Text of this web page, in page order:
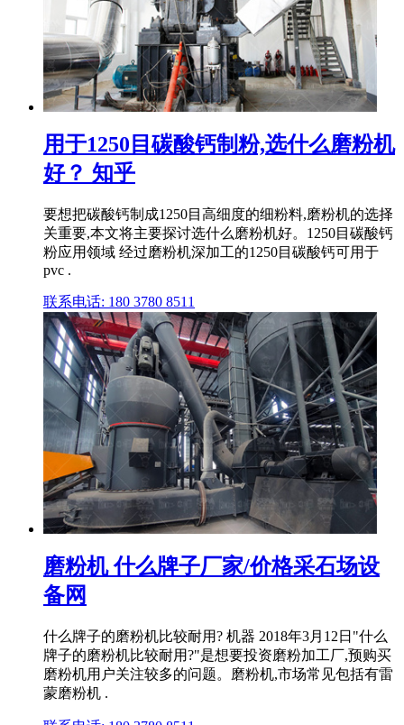
用于1250目碳酸钙制粉,选什么磨粉机
好？ 知乎
要想把碳酸钙制成1250目高细度的细粉料,磨粉机的选择
关重要,本文将主要探讨选什么磨粉机好。1250目碳酸钙
粉应用领域 经过磨粉机深加工的1250目碳酸钙可用于
pvc .
联系电话: 180 3780 8511
磨粉机 什么牌子厂家/价格采石场设
备网
什么牌子的磨粉机比较耐用? 机器 2018年3月12日"什么
牌子的磨粉机比较耐用?"是想要投资磨粉加工厂,预购买
磨粉机用户关注较多的问题。磨粉机,市场常见包括有雷
蒙磨粉机 .